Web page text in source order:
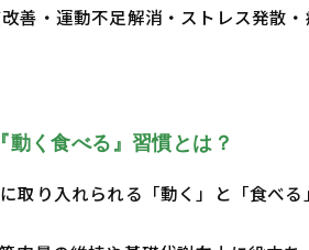
善・運動不足解消・ストレス発散
く食べる』習慣とは？
取り入れられる「動く」と「食べ